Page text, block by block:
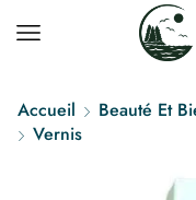
Accueil Beauté Et
Vernis